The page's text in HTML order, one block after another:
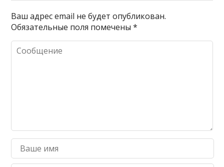
Ваш адрес email не будет опубликован.
Обязательные поля помечены*